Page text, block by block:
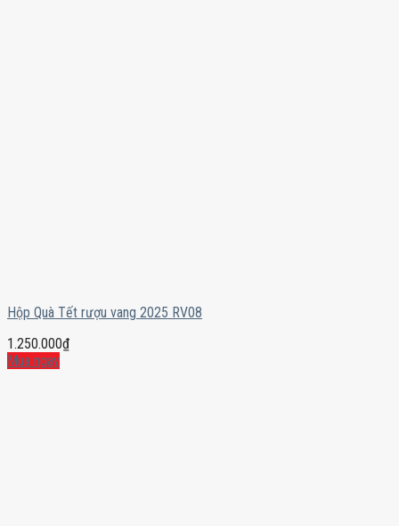
Hộp Quà Tết rượu vang 2025 RV08
1.250.000₫
Mua ngay